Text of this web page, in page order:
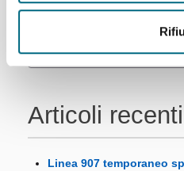
Articoli recenti
Linea 907 temporaneo